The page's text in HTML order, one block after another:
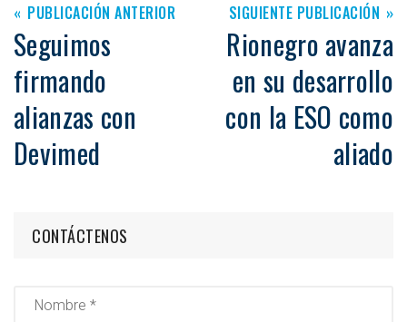
PUBLICACIÓN ANTERIOR
Seguimos
firmando
alianzas con
Devimed
SIGUIENTE PUBLICACIÓN
Rionegro avanza
en su desarrollo
con la ESO como
aliado
CONTÁCTENOS